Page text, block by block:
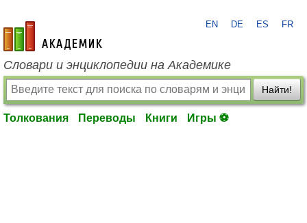
academic.ru
EN DE ES FR
Словари и энциклопедии на Академике
Найти!
Толкования Переводы Книги Игры ⚽